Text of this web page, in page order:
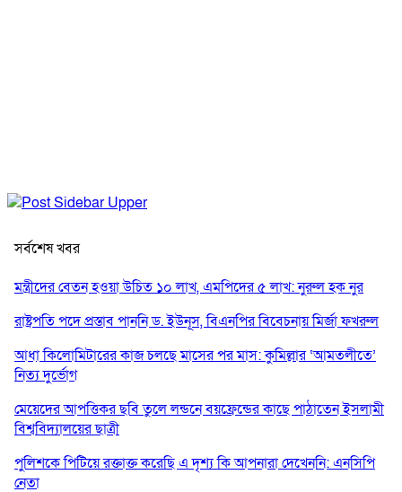
সর্বশেষ খবর
মন্ত্রীদের বেতন হওয়া উচিত ১০ লাখ, এমপিদের ৫ লাখ: নুরুল হক নুর
রাষ্ট্রপতি পদে প্রস্তাব পাননি ড. ইউনূস, বিএনপির বিবেচনায় মির্জা ফখরুল
আধা কিলোমিটারের কাজ চলছে মাসের পর মাস: কুমিল্লার ‘আমতলীতে’
নিত্য দুর্ভোগ
মেয়েদের আপত্তিকর ছবি তুলে লন্ডনে বয়ফ্রেন্ডের কাছে পাঠাতেন ইসলামী
বিশ্ববিদ্যালয়ের ছাত্রী
পুলিশকে পিটিয়ে রক্তাক্ত করেছি এ দৃশ্য কি আপনারা দেখেননি: এনসিপি
নেতা